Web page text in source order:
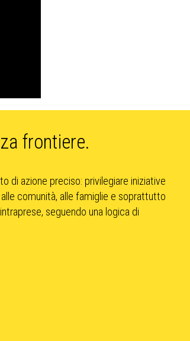
frontiere.
di azione preciso: privilegiare iniziative
comunità, alle famiglie e soprattutto
seguendo una logica di